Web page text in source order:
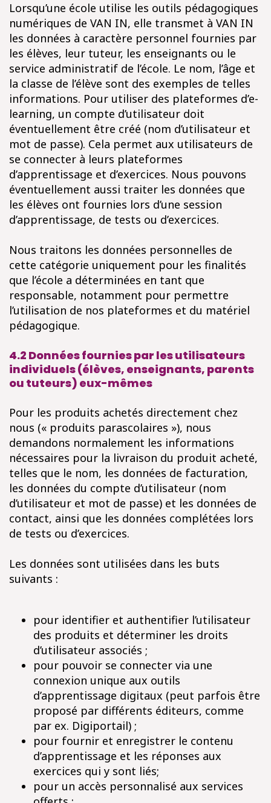
Lorsqu’une école utilise les outils pédagogiques
numériques de VAN IN, elle transmet à VAN IN
les données à caractère personnel fournies par
les élèves, leur tuteur, les enseignants ou le
service administratif de l’école. Le nom, l’âge et
la classe de l’élève sont des exemples de telles
informations. Pour utiliser des plateformes d’e-
learning, un compte d’utilisateur doit
éventuellement être créé (nom d’utilisateur et
mot de passe). Cela permet aux utilisateurs de
se connecter à leurs plateformes
d’apprentissage et d’exercices. Nous pouvons
éventuellement aussi traiter les données que
les élèves ont fournies lors d’une session
d’apprentissage, de tests ou d’exercices.
Nous traitons les données personnelles de
cette catégorie uniquement pour les finalités
que l’école a déterminées en tant que
responsable, notamment pour permettre
l’utilisation de nos plateformes et du matériel
pédagogique.
4.2 Données fournies par les utilisateurs
individuels (élèves, enseignants, parents
ou tuteurs) eux-mêmes
Pour les produits achetés directement chez
nous (« produits parascolaires »), nous
demandons normalement les informations
nécessaires pour la livraison du produit acheté,
telles que le nom, les données de facturation,
les données du compte d’utilisateur (nom
d’utilisateur et mot de passe) et les données de
contact, ainsi que les données complétées lors
de tests ou d’exercices.
Les données sont utilisées dans les buts
suivants :
pour identifier et authentifier l’utilisateur
des produits et déterminer les droits
d’utilisateur associés ;
pour pouvoir se connecter via une
connexion unique aux outils
d’apprentissage digitaux (peut parfois être
proposé par différents éditeurs, comme
par ex. Digiportail) ;
pour fournir et enregistrer le contenu
d’apprentissage et les réponses aux
exercices qui y sont liés;
pour un accès personnalisé aux services